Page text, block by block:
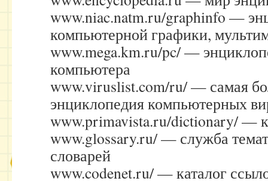
www.niac.natm.ru/graphinfo —
компьютерной графики,
www.mega.km.ru/pc/ —
компьютера
www.viruslist.com/ru/ — самая
энциклопедия компьютерных
www.primavista.ru/dictionary/ —
www.glossary.ru/ — служба
словарей
www.codenet.ru/ — каталог